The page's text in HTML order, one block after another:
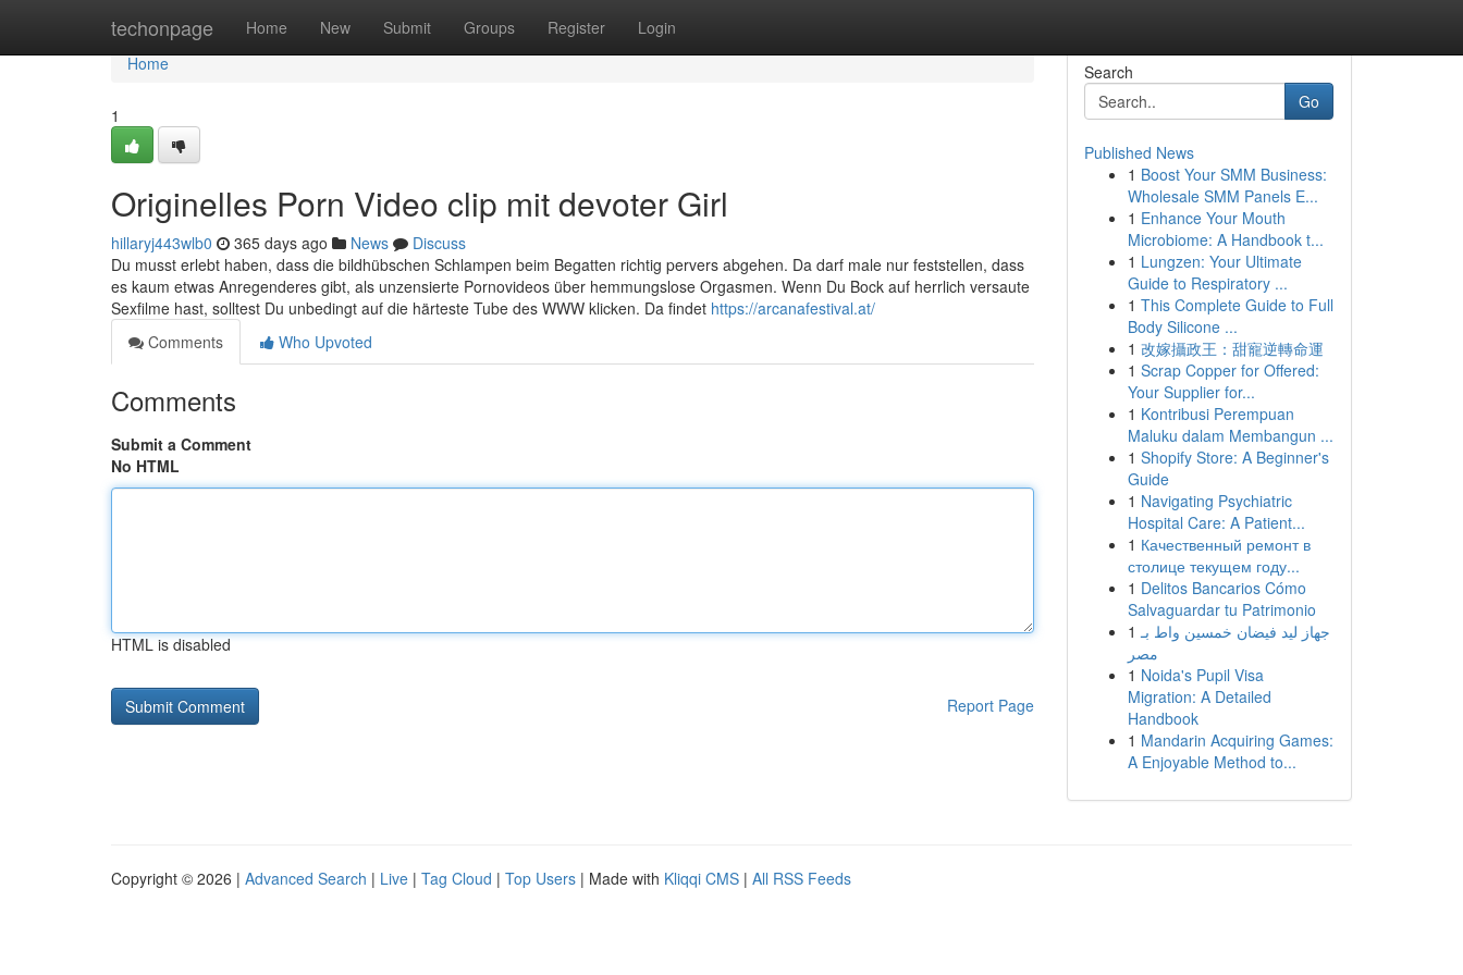
techonpage Home New Submit Groups Register Login
Home
Home
1
Originelles Porn Video clip mit devoter Girl
hillaryj443wlb0 365 days ago News
Discuss
Du musst erlebt haben, dass die bildhübschen Schlampen beim Begatten richtig pervers abgehen. Da darf male nur feststellen, dass
es kaum etwas Anregenderes gibt, als unzensierte Pornovideos über hemmungslose Orgasmen. Wenn Du Bock auf herrlich versaute
Sexfilme hast, solltest Du unbedingt auf die härteste Tube des WWW klicken. Da findet https://arcanafestival.at/
Comments
Who Upvoted
Comments
Submit a Comment
No HTML
HTML is disabled
Report Page
Search
Go
Published News
1 Boost Your SMM Business:
Wholesale SMM Panels E...
1 Enhance Your Mouth
Microbiome: A Handbook t...
1 Lungzen: Your Ultimate
Guide to Respiratory ...
1 This Complete Guide to Full
Body Silicone ...
1 改嫁攝政王：甜寵逆轉命運
1 Scrap Copper for Offered:
Your Supplier for...
1 Kontribusi Perempuan
Maluku dalam Membangun ...
1 Shopify Store: A Beginner's
Guide
1 Navigating Psychiatric
Hospital Care: A Patient...
1 Качественный ремонт в
столице текущем году...
1 Delitos Bancarios Cómo
Salvaguardar tu Patrimonio
1 جهاز ليد فيضان خمسين واط بـ
مصر
1 Noida's Pupil Visa
Migration: A Detailed
Handbook
1 Mandarin Acquiring Games:
A Enjoyable Method to...
Copyright © 2026 | Advanced Search | Live | Tag Cloud | Top Users | Made with Kliqqi CMS | All RSS Feeds